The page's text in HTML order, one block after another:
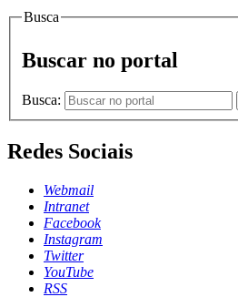
Busca
Buscar no portal
Busca:
Redes Sociais
Webmail
Intranet
Facebook
Instagram
Twitter
YouTube
RSS